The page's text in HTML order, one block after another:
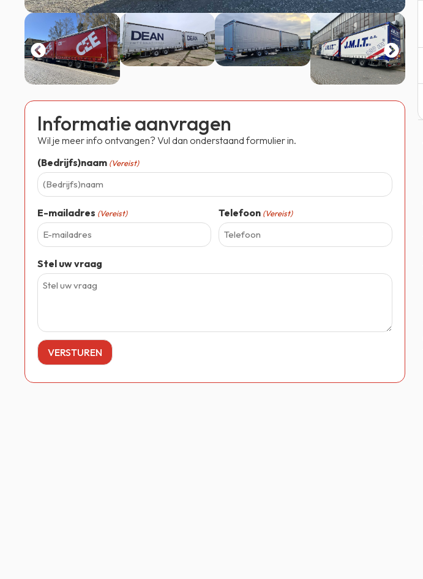
Informatie aanvragen
Wil je meer info ontvangen? Vul dan onderstaand formulier in.
(Bedrijfs)naam (Vereist)
E-mailadres (Vereist) Telefoon (Vereist)
Stel uw vraag